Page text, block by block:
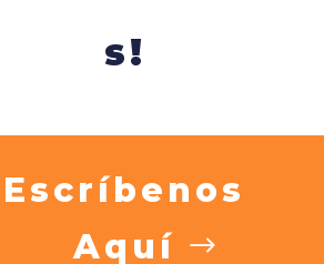
s!
Escríbenos
Aquí